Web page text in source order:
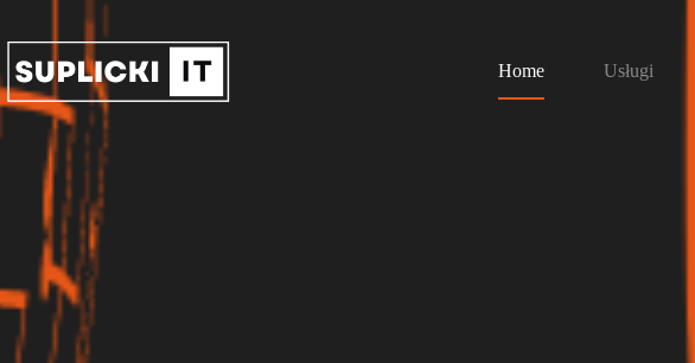
Home Usługi